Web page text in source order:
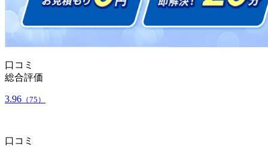
口コミ
総合評価
3.96 （75）
口コミ